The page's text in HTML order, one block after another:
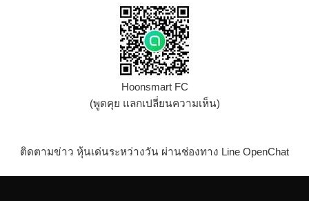
Hoonsmart FC
(พูดคุย แลกเปลี่ยนความเห็น)
ติดตามข่าว หุ้นเด่นระหว่างวัน ผ่านช่องทาง Line OpenChat